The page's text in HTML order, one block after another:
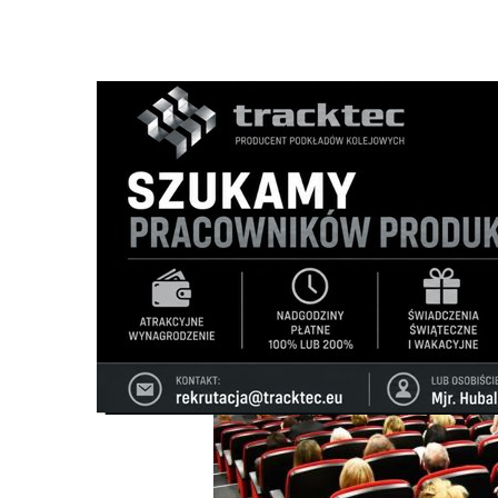
Ścieżka
nawigacyjna
Strona główna Wiadomości /Z życia szkół
Z ŻYCIA SZKÓŁ 08/05/2026/ 1 Komentarzy
Reforma26 - o zmianach w oświacie